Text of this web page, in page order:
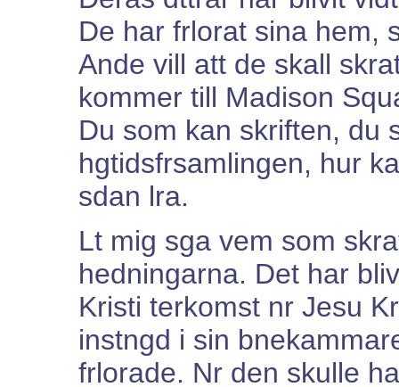
De har frlorat sina hem,
Ande vill att de skall
kommer till Madison
Du som kan skriften, du
hgtidsfrsamlingen, hur
sdan lra.
Lt mig sga vem som
hedningarna. Det har
Kristi terkomst nr Jesu
instngd i sin
frlorade. Nr den skulle